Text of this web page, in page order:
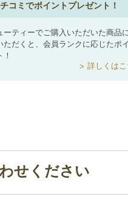
コミでポイントプレゼント！
ーティーでご購入いただいた商品
ただくと、会員ランクに応じたポ
詳しくはこ
せください